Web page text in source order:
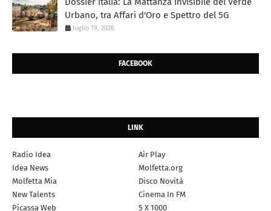
Urbano, tra Affari d'Oro e Spettro del 5G
luglio 19, 2026
FACEBOOK
LINK
Radio Idea
Air Play
Idea News
Molfetta.org
Molfetta Mia
Disco Novità
New Talents
Cinema In FM
Picassa Web
5 X 1000